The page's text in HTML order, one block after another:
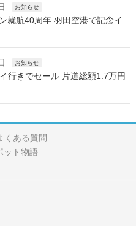
お知らせ
就航40周年 羽田空港で記念イ
お知らせ
行きでセール 片道総額1.7万円
くある質問
ット物語